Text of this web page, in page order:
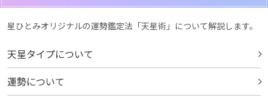
星ひとみオリジナルの運勢鑑定法「天星術」について解説します。
天星タイプについて
運勢について